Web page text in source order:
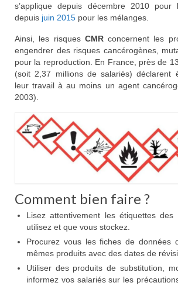
La pénibilité
Les risques psychosociaux (RPS)
IPRP
Législation
Le risque chimique
Le risque routier
Avis clients
s’applique depuis décembre 2010 pour
depuis juin 2015 pour les mélanges.
Ainsi, les risques CMRconcernent les
engendrer des risques cancérogènes,
pour la reproduction. En France, près de
(soit 2,37 millions de salariés) déclarent
leur travail à au moins un agent
2003).
Comment bien faire ?
Lisez attentivement les étiquettes
utilisez et que vous stockez.
Procurez vous les fiches de données
mêmes produits avec des dates de
Utiliser des produits de substitution,
informez vos salariés sur les